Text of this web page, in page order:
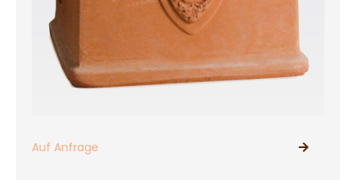
Auf Anfrage
PRODUKTE ANSEHEN